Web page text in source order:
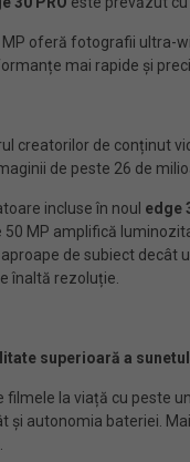
oferă fotografii ultra-
mai rapide și
creatorilor de conținut
de peste 26 de
incluse în noul edge
MP amplifică
de subiect decât
înaltă rezoluție.
superioară a
filmele la viață cu peste
și autonomia bateriei.